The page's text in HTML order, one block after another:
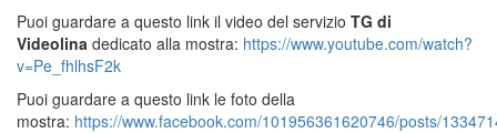
Puoi guardare a questo link il video del servizio TG di
Videolina dedicato alla mostra: https://www.youtube.com/watch?
v=Pe_fhlhsF2k
Puoi guardare a questo link le foto della
mostra: https://www.facebook.com/101956361620746/posts/